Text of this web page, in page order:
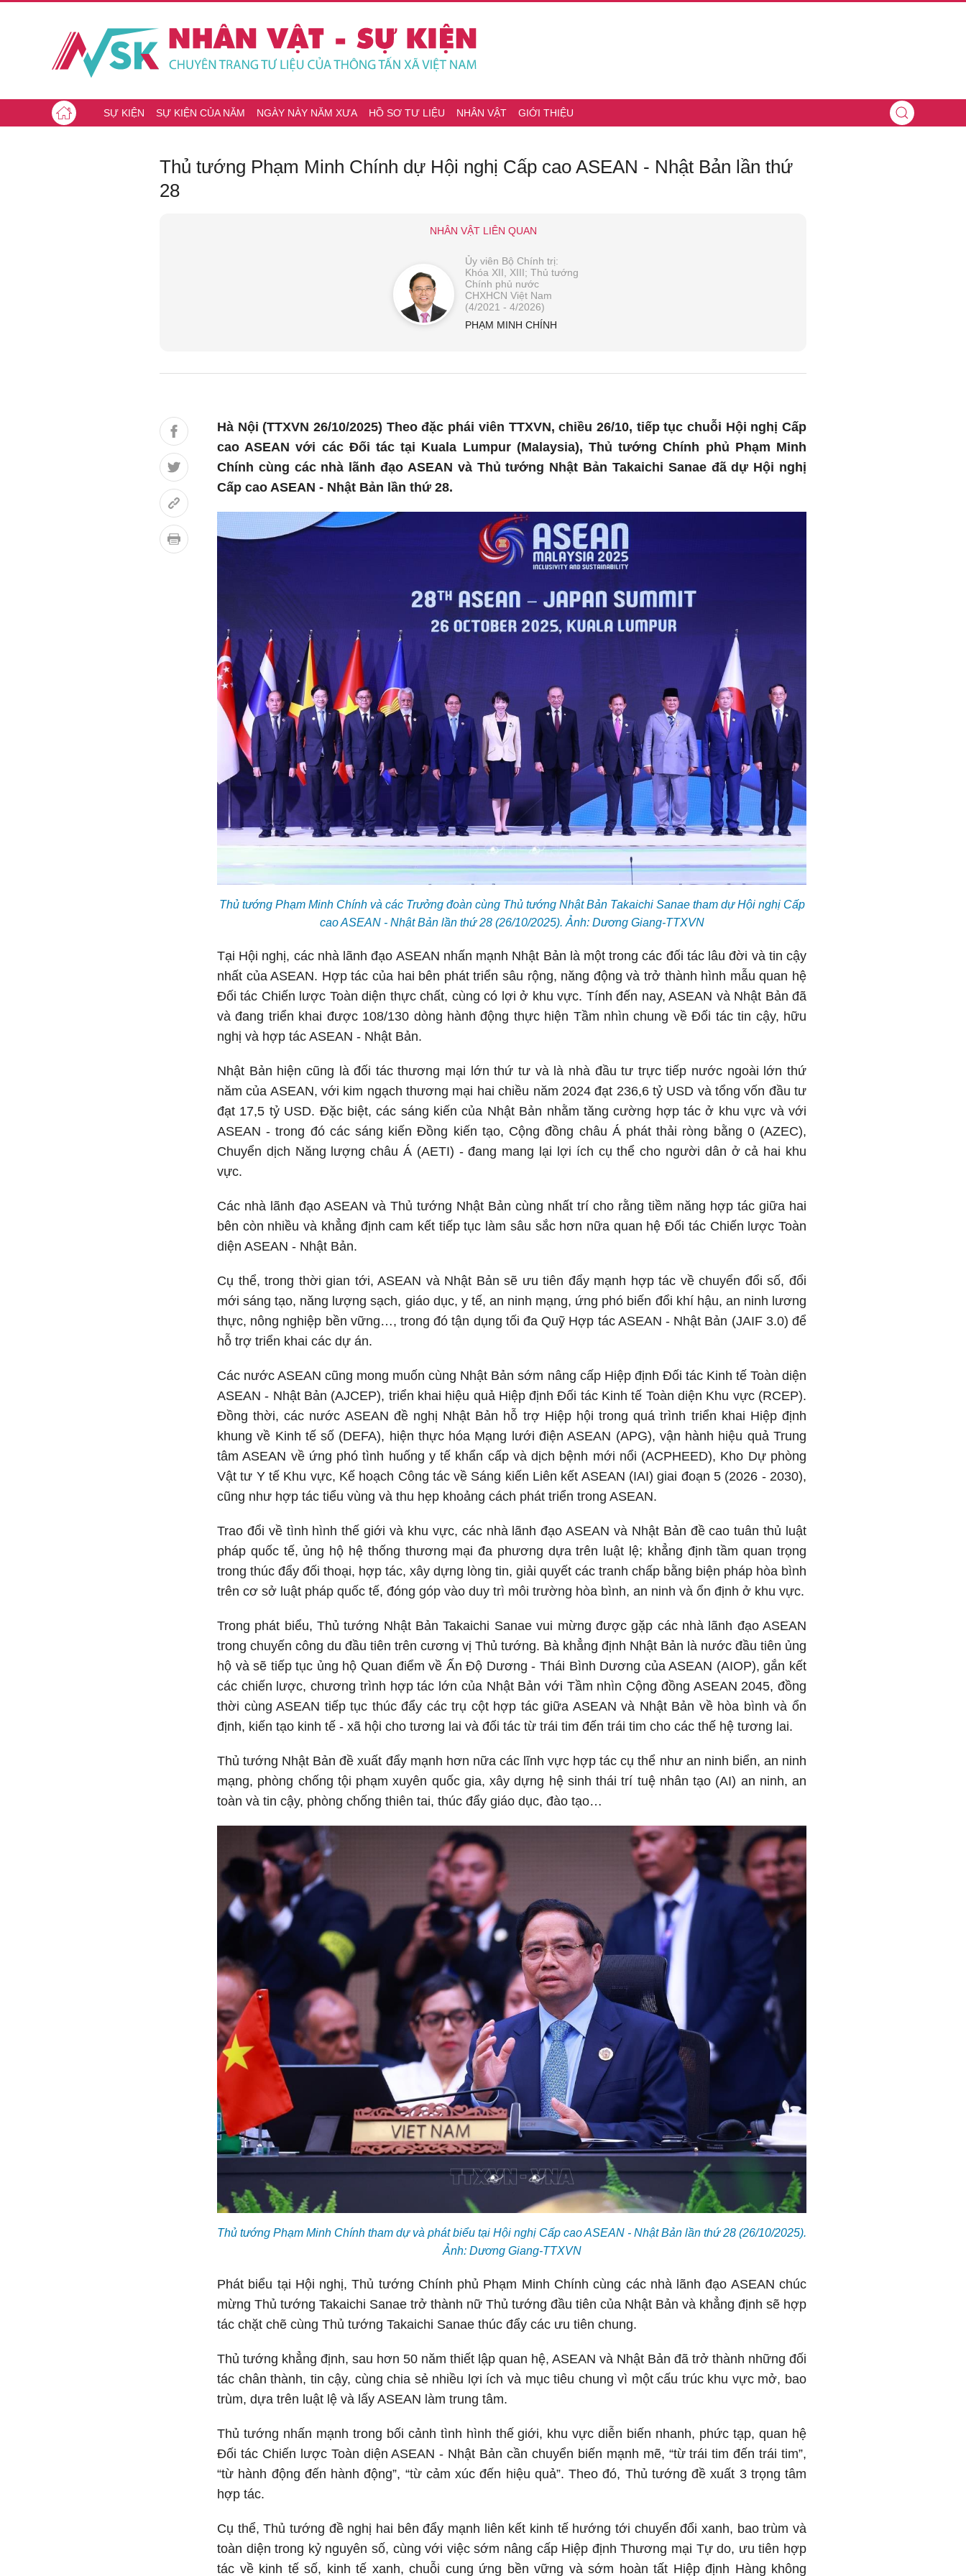
SỰ KIỆN SỰ KIỆN CỦA NĂM NGÀY NÀY NĂM XƯA HỒ SƠ TƯ LIỆU NHÂN VẬT GIỚI THIỆU
Thủ tướng Phạm Minh Chính dự Hội nghị Cấp cao ASEAN - Nhật Bản lần thứ
28
NHÂN VẬT LIÊN QUAN
Ủy viên Bộ Chính trị:
Khóa XII, XIII; Thủ tướng
Chính phủ nước
CHXHCN Việt Nam
(4/2021 - 4/2026)
PHẠM MINH CHÍNH
Hà Nội (TTXVN 26/10/2025) Theo đặc phái viên TTXVN, chiều 26/10, tiếp tục chuỗi Hội nghị Cấp
cao ASEAN với các Đối tác tại Kuala Lumpur (Malaysia), Thủ tướng Chính phủ Phạm Minh
Chính cùng các nhà lãnh đạo ASEAN và Thủ tướng Nhật Bản Takaichi Sanae đã dự Hội nghị
Cấp cao ASEAN - Nhật Bản lần thứ 28.
Thủ tướng Phạm Minh Chính và các Trưởng đoàn cùng Thủ tướng Nhật Bản Takaichi Sanae tham dự Hội nghị Cấp
cao ASEAN - Nhật Bản lần thứ 28 (26/10/2025). Ảnh: Dương Giang-TTXVN
Tại Hội nghị, các nhà lãnh đạo ASEAN nhấn mạnh Nhật Bản là một trong các đối tác lâu đời và tin cậy
nhất của ASEAN. Hợp tác của hai bên phát triển sâu rộng, năng động và trở thành hình mẫu quan hệ
Đối tác Chiến lược Toàn diện thực chất, cùng có lợi ở khu vực. Tính đến nay, ASEAN và Nhật Bản đã
và đang triển khai được 108/130 dòng hành động thực hiện Tầm nhìn chung về Đối tác tin cậy, hữu
nghị và hợp tác ASEAN - Nhật Bản.
Nhật Bản hiện cũng là đối tác thương mại lớn thứ tư và là nhà đầu tư trực tiếp nước ngoài lớn thứ
năm của ASEAN, với kim ngạch thương mại hai chiều năm 2024 đạt 236,6 tỷ USD và tổng vốn đầu tư
đạt 17,5 tỷ USD. Đặc biệt, các sáng kiến của Nhật Bản nhằm tăng cường hợp tác ở khu vực và với
ASEAN - trong đó các sáng kiến Đồng kiến tạo, Cộng đồng châu Á phát thải ròng bằng 0 (AZEC),
Chuyển dịch Năng lượng châu Á (AETI) - đang mang lại lợi ích cụ thể cho người dân ở cả hai khu
vực.
Các nhà lãnh đạo ASEAN và Thủ tướng Nhật Bản cùng nhất trí cho rằng tiềm năng hợp tác giữa hai
bên còn nhiều và khẳng định cam kết tiếp tục làm sâu sắc hơn nữa quan hệ Đối tác Chiến lược Toàn
diện ASEAN - Nhật Bản.
Cụ thể, trong thời gian tới, ASEAN và Nhật Bản sẽ ưu tiên đẩy mạnh hợp tác về chuyển đổi số, đổi
mới sáng tạo, năng lượng sạch, giáo dục, y tế, an ninh mạng, ứng phó biến đổi khí hậu, an ninh lương
thực, nông nghiệp bền vững…, trong đó tận dụng tối đa Quỹ Hợp tác ASEAN - Nhật Bản (JAIF 3.0) để
hỗ trợ triển khai các dự án.
Các nước ASEAN cũng mong muốn cùng Nhật Bản sớm nâng cấp Hiệp định Đối tác Kinh tế Toàn diện
ASEAN - Nhật Bản (AJCEP), triển khai hiệu quả Hiệp định Đối tác Kinh tế Toàn diện Khu vực (RCEP).
Đồng thời, các nước ASEAN đề nghị Nhật Bản hỗ trợ Hiệp hội trong quá trình triển khai Hiệp định
khung về Kinh tế số (DEFA), hiện thực hóa Mạng lưới điện ASEAN (APG), vận hành hiệu quả Trung
tâm ASEAN về ứng phó tình huống y tế khẩn cấp và dịch bệnh mới nổi (ACPHEED), Kho Dự phòng
Vật tư Y tế Khu vực, Kế hoạch Công tác về Sáng kiến Liên kết ASEAN (IAI) giai đoạn 5 (2026 - 2030),
cũng như hợp tác tiểu vùng và thu hẹp khoảng cách phát triển trong ASEAN.
Trao đổi về tình hình thế giới và khu vực, các nhà lãnh đạo ASEAN và Nhật Bản đề cao tuân thủ luật
pháp quốc tế, ủng hộ hệ thống thương mại đa phương dựa trên luật lệ; khẳng định tầm quan trọng
trong thúc đẩy đối thoại, hợp tác, xây dựng lòng tin, giải quyết các tranh chấp bằng biện pháp hòa bình
trên cơ sở luật pháp quốc tế, đóng góp vào duy trì môi trường hòa bình, an ninh và ổn định ở khu vực.
Trong phát biểu, Thủ tướng Nhật Bản Takaichi Sanae vui mừng được gặp các nhà lãnh đạo ASEAN
trong chuyến công du đầu tiên trên cương vị Thủ tướng. Bà khẳng định Nhật Bản là nước đầu tiên ủng
hộ và sẽ tiếp tục ủng hộ Quan điểm về Ấn Độ Dương - Thái Bình Dương của ASEAN (AIOP), gắn kết
các chiến lược, chương trình hợp tác lớn của Nhật Bản với Tầm nhìn Cộng đồng ASEAN 2045, đồng
thời cùng ASEAN tiếp tục thúc đẩy các trụ cột hợp tác giữa ASEAN và Nhật Bản về hòa bình và ổn
định, kiến tạo kinh tế - xã hội cho tương lai và đối tác từ trái tim đến trái tim cho các thế hệ tương lai.
Thủ tướng Nhật Bản đề xuất đẩy mạnh hơn nữa các lĩnh vực hợp tác cụ thể như an ninh biển, an ninh
mạng, phòng chống tội phạm xuyên quốc gia, xây dựng hệ sinh thái trí tuệ nhân tạo (AI) an ninh, an
toàn và tin cậy, phòng chống thiên tai, thúc đẩy giáo dục, đào tạo…
Thủ tướng Phạm Minh Chính tham dự và phát biểu tại Hội nghị Cấp cao ASEAN - Nhật Bản lần thứ 28 (26/10/2025).
Ảnh: Dương Giang-TTXVN
Phát biểu tại Hội nghị, Thủ tướng Chính phủ Phạm Minh Chính cùng các nhà lãnh đạo ASEAN chúc
mừng Thủ tướng Takaichi Sanae trở thành nữ Thủ tướng đầu tiên của Nhật Bản và khẳng định sẽ hợp
tác chặt chẽ cùng Thủ tướng Takaichi Sanae thúc đẩy các ưu tiên chung.
Thủ tướng khẳng định, sau hơn 50 năm thiết lập quan hệ, ASEAN và Nhật Bản đã trở thành những đối
tác chân thành, tin cậy, cùng chia sẻ nhiều lợi ích và mục tiêu chung vì một cấu trúc khu vực mở, bao
trùm, dựa trên luật lệ và lấy ASEAN làm trung tâm.
Thủ tướng nhấn mạnh trong bối cảnh tình hình thế giới, khu vực diễn biến nhanh, phức tạp, quan hệ
Đối tác Chiến lược Toàn diện ASEAN - Nhật Bản cần chuyển biến mạnh mẽ, “từ trái tim đến trái tim”,
“từ hành động đến hành động”, “từ cảm xúc đến hiệu quả”. Theo đó, Thủ tướng đề xuất 3 trọng tâm
hợp tác.
Cụ thể, Thủ tướng đề nghị hai bên đẩy mạnh liên kết kinh tế hướng tới chuyển đổi xanh, bao trùm và
toàn diện trong kỷ nguyên số, cùng với việc sớm nâng cấp Hiệp định Thương mại Tự do, ưu tiên hợp
tác về kinh tế số, kinh tế xanh, chuỗi cung ứng bền vững và sớm hoàn tất Hiệp định Hàng không